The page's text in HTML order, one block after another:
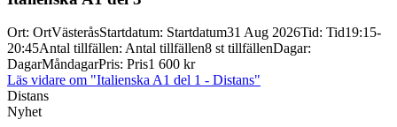
Ort: OrtVästeråsStartdatum: Startdatum31 Aug 2026Tid: Tid19:15-
20:45Antal tillfällen: Antal tillfällen8 st tillfällenDagar:
DagarMåndagarPris: Pris1 600 kr
Läs vidare om "Italienska A1 del 1 - Distans"
Distans
Nyhet